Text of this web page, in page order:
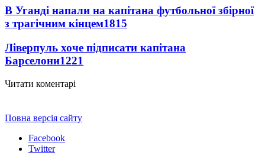
В Уганді напали на капітана футбольної збірної
з трагічним кінцем1815
Ліверпуль хоче підписати капітана
Барселони1221
Читати коментарі
Повна версія сайту
Facebook
Twitter